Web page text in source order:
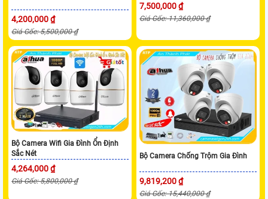
4,200,000 ₫
Giá Gốc: 5,500,000 ₫
7,500,000 ₫
Giá Gốc: 11,360,000 ₫
Bộ Camera Wifi Gia Đình Ổn Định
Sắc Nét
4,264,000 ₫
Giá Gốc: 5,800,000 ₫
Bộ Camera Chống Trộm Gia Đình
9,819,200 ₫
Giá Gốc: 15,440,000 ₫